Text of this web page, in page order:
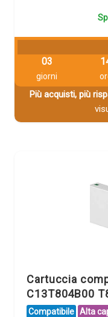
03
giorni
Più acquisti, più
Cartuccia
C13T804B00
Compatibile Alta